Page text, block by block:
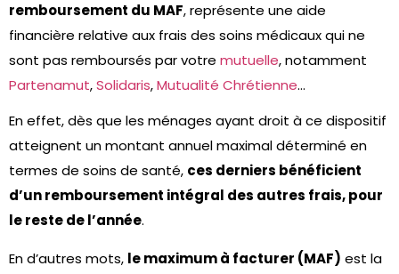
remboursement du MAF, représente une aide
financière relative aux frais des soins médicaux qui ne
sont pas remboursés par votre mutuelle, notamment
Partenamut,Solidaris,Mutualité Chrétienne…
En effet, dès que les ménages ayant droit à ce dispositif
atteignent un montant annuel maximal déterminé en
termes de soins de santé, ces derniers bénéficient
d’un remboursement intégral des autres frais, pour
le reste de l’année.
En d’autres mots, le maximum à facturer (MAF) est la